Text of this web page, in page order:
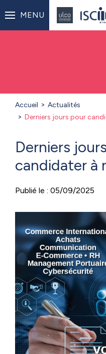
MENU
Accueil
Actualités
Derniers jours pour
Derniers
candidater à
Publié le : 05/09/2025